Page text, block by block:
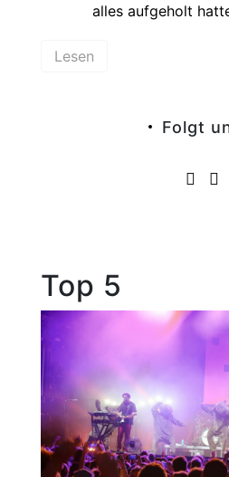
alles aufgeholt
Lesen
Folgt
Top 5